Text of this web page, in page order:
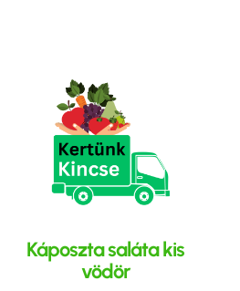
Káposzta saláta kis
vödör